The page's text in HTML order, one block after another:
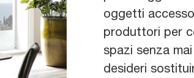
oggetti
produttori per
spazi senza
desideri